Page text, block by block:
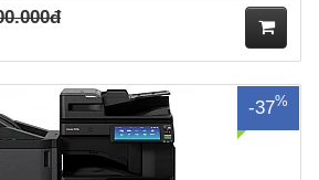
ua
-37%